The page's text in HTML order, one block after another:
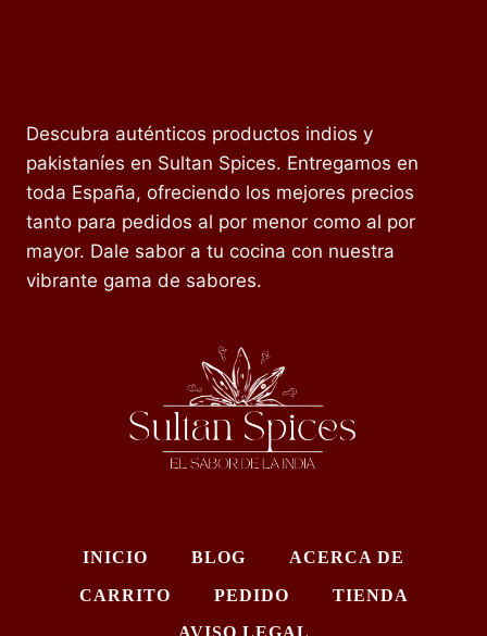
Descubra auténticos productos indios y
pakistaníes en Sultan Spices. Entregamos en
toda España, ofreciendo los mejores precios
tanto para pedidos al por menor como al por
mayor. Dale sabor a tu cocina con nuestra
vibrante gama de sabores.
INICIO BLOG ACERCA DE
CARRITO PEDIDO TIENDA